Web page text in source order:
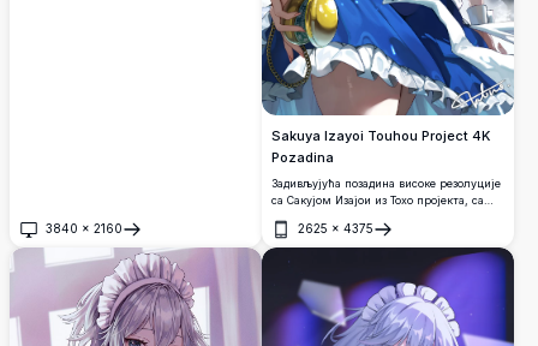
3840 × 2160
Отвори
Sakuya Izayoi Touhou Project 4K
Pozadina
Задивљујућа позадина високе резолуције
са Сакујом Изајои из Тохо пројекта, са
њеном иконичном плавом собарском
одећом, сребрном косом и златним
џепним сатом, постављена на мистичну
тамну позадину са магичним рунама.
2625 × 4375
Отвори